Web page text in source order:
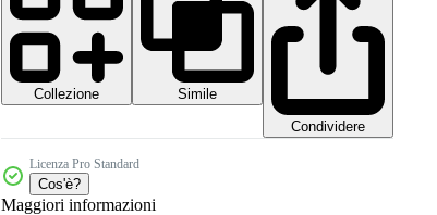
Collezione
Simile
Condividere
Licenza Pro Standard
Cos'è?
Maggiori informazioni